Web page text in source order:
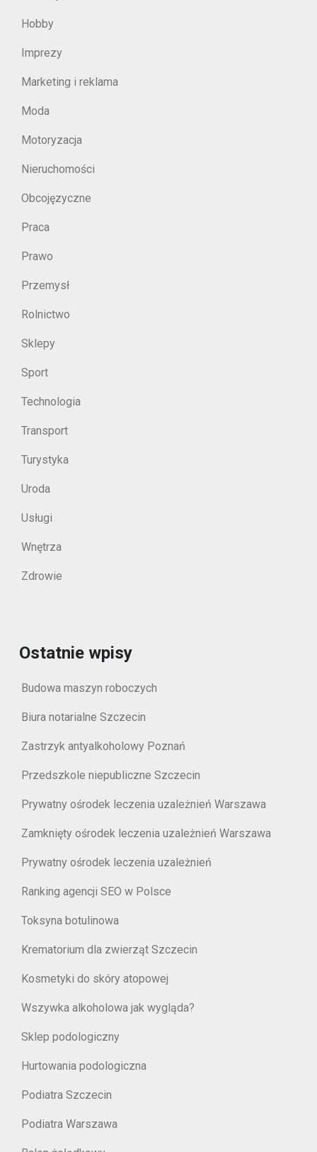
Hobby
Imprezy
Marketing i reklama
Moda
Motoryzacja
Nieruchomości
Obcojęzyczne
Praca
Prawo
Przemysł
Rolnictwo
Sklepy
Sport
Technologia
Transport
Turystyka
Uroda
Usługi
Wnętrza
Zdrowie
Ostatnie wpisy
Budowa maszyn roboczych
Biura notarialne Szczecin
Zastrzyk antyalkoholowy Poznań
Przedszkole niepubliczne Szczecin
Prywatny ośrodek leczenia uzależnień Warszawa
Zamknięty ośrodek leczenia uzależnień Warszawa
Prywatny ośrodek leczenia uzależnień
Ranking agencji SEO w Polsce
Toksyna botulinowa
Krematorium dla zwierząt Szczecin
Kosmetyki do skóry atopowej
Wszywka alkoholowa jak wygląda?
Sklep podologiczny
Hurtowania podologiczna
Podiatra Szczecin
Podiatra Warszawa